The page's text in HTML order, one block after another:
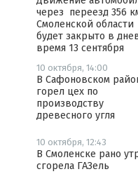
через переезд 356
Смоленской области
будет закрыто в
время 13 сентября
10 октября, 14:00
В Сафоновском
горел цех по
производству
древесного угля
10 октября, 12:43
В Смоленске рано
сгорела ГАЗель